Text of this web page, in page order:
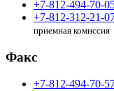
+7-812-494-70-
+7-812-312-21-
приемная комиссия
Факс
+7-812-494-70-